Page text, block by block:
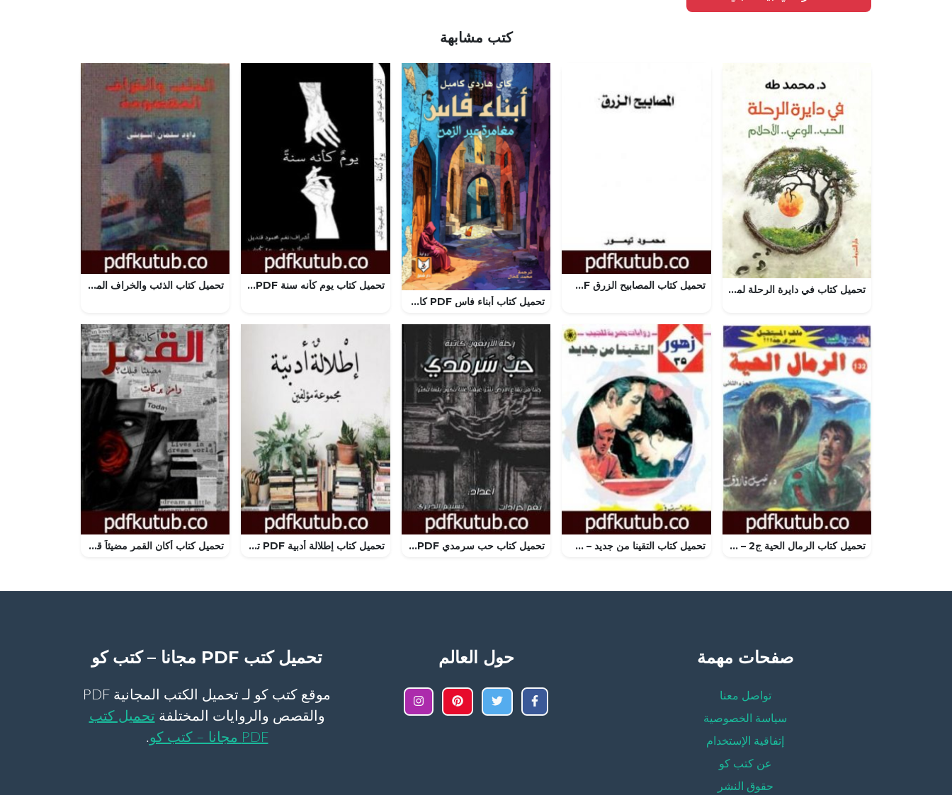
كتب مشابهة
تحميل كتاب في دايرة الرحلة لمحمد طه بصيغة PDF مجانا
تحميل كتاب المصابيح الزرق PDF تأليف محمود تيمور مجانا [كامل]
تحميل كتاب أبناء فاس PDF كاي هاردي كامبل مجانا
تحميل كتاب يوم كأنه سنة PDF تأليف مجموعة من المؤلفين مجانا [كامل] تحميل كتاب الذئب والخراف المهضومة PDF تأليف داود سلمان الشويلي مجانا [كامل]
تحميل كتاب الرمال الحية ج2 – سلسلة ملف المستقبل PDF تأليف نبيل فاروق مجانا [كامل] تحميل كتاب التقينا من جديد – سلسلة زهور PDF تأليف شريف شوقي مجانا [كامل] تحميل كتاب حب سرمدي PDF تأليف مجموعة من المؤلفين مجانا [كامل] تحميل كتاب إطلالة أدبية PDF تأليف مجموعة من المؤلفين مجانا [كامل] تحميل كتاب أكان القمر مضيئاً قبلكِ؟ PDF تأليف رامز بركات مجانا [كامل]
صفحات مهمة
تواصل معنا
سياسة الخصوصية
إتفاقية الإستخدام
عن كتب كو
حقوق النشر
حول العالم تحميل كتب PDF مجانا – كتب كو
موقع كتب كو لـ تحميل الكتب المجانية PDF
والقصص والروايات المختلفة تحميل كتب
PDF مجانا – كتب كو
.